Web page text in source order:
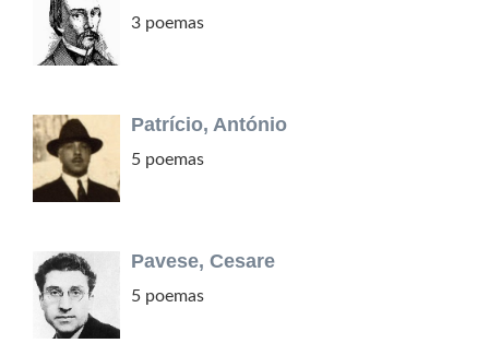
3 poemas
Patrício, António
5 poemas
Pavese, Cesare
5 poemas